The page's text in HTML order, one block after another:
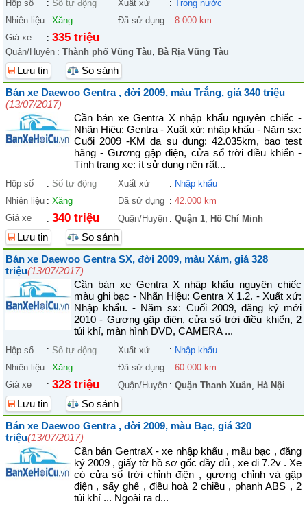
Hộp số : Số tự động Xuất xứ :
Trong nước
Nhiên liệu : Xăng Đã sử dụng : 8.000 km
Giá xe
: 335 triệu
Quận/Huyện : Thành phố Vũng Tàu, Bà Rịa Vũng Tàu
Lưu tin
So sánh
Bán xe Daewoo Gentra , đời 2009, màu Trắng, giá 340 triệu
(13/07/2017)
Cần bán xe Gentra X nhập khẩu nguyên chiếc -
Nhãn Hiệu: Gentra - Xuất xứ: nhập khẩu - Năm sx:
Cuối 2009 -KM da su dung: 42.035km, bao test
hãng - Gương gập điện, cửa sổ trời điều khiển -
Tình trạng xe: ít sử dụng nên rất...
Hộp số : Số tự động Xuất xứ : Nhập khẩu
Nhiên liệu : Xăng Đã sử dụng : 42.000 km
Giá xe
: 340 triệu Quận/Huyện : Quận 1, Hồ Chí Minh
Lưu tin
So sánh
Bán xe Daewoo Gentra SX, đời 2009, màu Xám, giá 328
triệu(13/07/2017)
Cần bán xe Gentra X nhập khẩu nguyên chiếc
màu ghi bạc - Nhãn Hiệu: Gentra X 1.2. - Xuất xứ:
Nhập khẩu. - Năm sx: Cuối 2009, đăng ký mới
2010 - Gương gập điện, cửa sổ trời điều khiển, 2
túi khí, màn hình DVD, CAMERA ...
Hộp số : Số tự động Xuất xứ : Nhập khẩu
Nhiên liệu : Xăng Đã sử dụng : 60.000 km
Giá xe
: 328 triệu Quận/Huyện : Quận Thanh Xuân, Hà Nội
Lưu tin
So sánh
Bán xe Daewoo Gentra , đời 2009, màu Bạc, giá 320
triệu(13/07/2017)
Cần bán GentraX - xe nhập khẩu , mầu bạc , đăng
ký 2009 , giấy tờ hồ sơ gốc đầy đủ , xe đi 7.2v . Xe
có cửa sổ trời chỉnh điện , gương chỉnh và gập
điện , sấy ghế , điều hoà 2 chiều , phanh ABS , 2
túi khí ... Ngoài ra đ...